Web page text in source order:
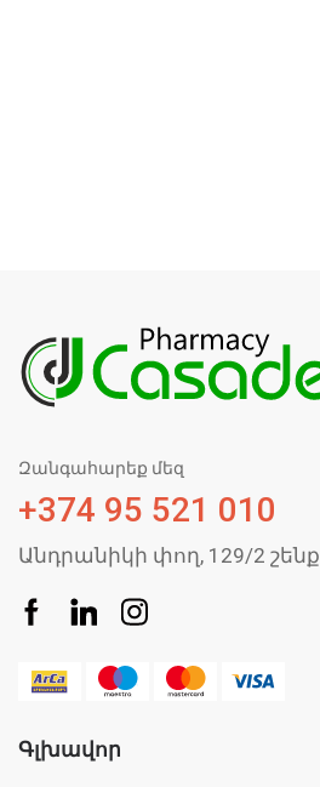
Զանգահարեք մեզ
+374 95 521 010
Անդրանիկի փող, 129/2 շենք
Գլխավոր